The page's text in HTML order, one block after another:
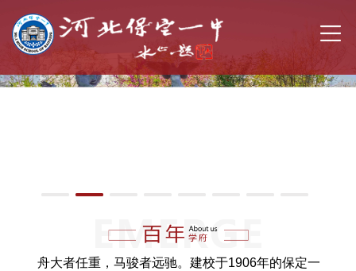
舟大者任重，马骏者远驰。建校于1906年的保定一